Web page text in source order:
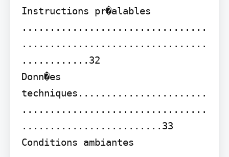
Instructions pr�alables
.................................
.................................
............32
Donn�es
techniques.......................
.................................
.........................33
Conditions ambiantes